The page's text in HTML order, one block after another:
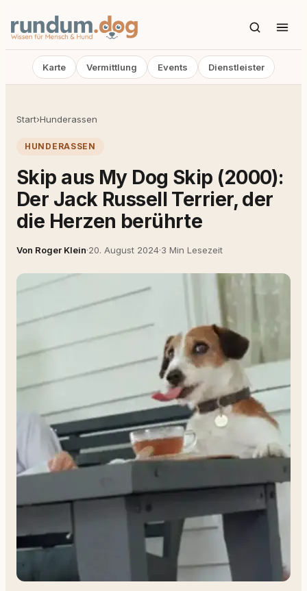
Karte Vermittlung Events Dienstleister
Start›Hunderassen
HUNDERASSEN
Skip aus My Dog Skip (2000):
Der Jack Russell Terrier, der
die Herzen berührte
Von Roger Klein·20. August 2024·3 Min Lesezeit